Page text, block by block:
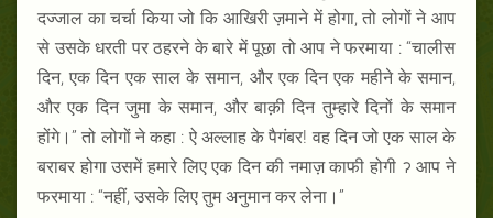
दज्जाल का चर्चा किया जो कि आखिरी ज़माने में होगा, तो लोगों ने आप
से उसके धरती पर ठहरने के बारे में पूछा तो आप ने फरमाया : ‘‘चालीस
दिन, एक दिन एक साल के समान, और एक दिन एक महीने के समान,
और एक दिन जुमा के समान, और बाक़ी दिन तुम्हारे दिनों के समान
होंगे।” तो लोगों ने कहा : ऐ अल्लाह के पैगंबर! वह दिन जो एक साल के
बराबर होगा उसमें हमारे लिए एक दिन की नमाज़ काफी होगी ॽ आप ने
फरमाया : “नहीं, उसके लिए तुम अनुमान कर लेना।”